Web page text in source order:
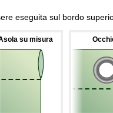
eseguita sul bordo
su misura